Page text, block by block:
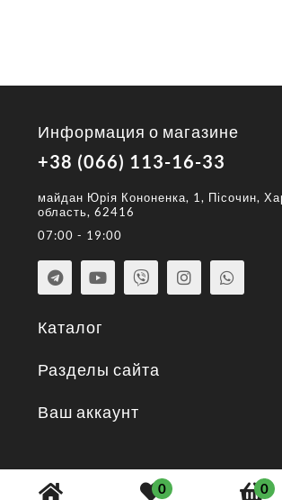
0 0
Информация о магазине
+38 (066) 113-16-33
майдан Юрія Кононенка, 1, Пісочин,
область, 62416
07:00 - 19:00
Каталог
Разделы сайта
Ваш аккаунт
© 2026 год. Все права защищены.